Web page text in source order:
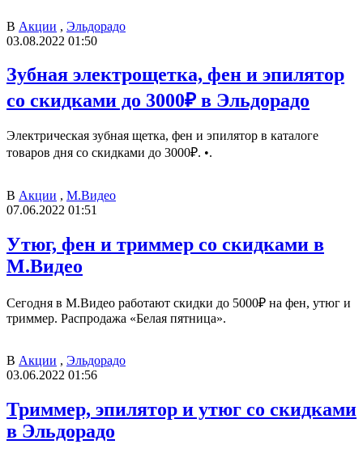
В Акции , Эльдорадо
03.08.2022 01:50
Зубная электрощетка, фен и эпилятор
со скидками до 3000₽ в Эльдорадо
Электрическая зубная щетка, фен и эпилятор в каталоге
товаров дня со скидками до 3000₽. •.
В Акции , М.Видео
07.06.2022 01:51
Утюг, фен и триммер со скидками в
М.Видео
Сегодня в М.Видео работают скидки до 5000₽ на фен, утюг и
триммер. Распродажа «Белая пятница».
В Акции , Эльдорадо
03.06.2022 01:56
Триммер, эпилятор и утюг со скидками
в Эльдорадо